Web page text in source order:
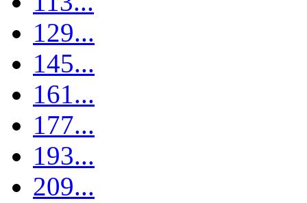
129...
145...
161...
177...
193...
209...